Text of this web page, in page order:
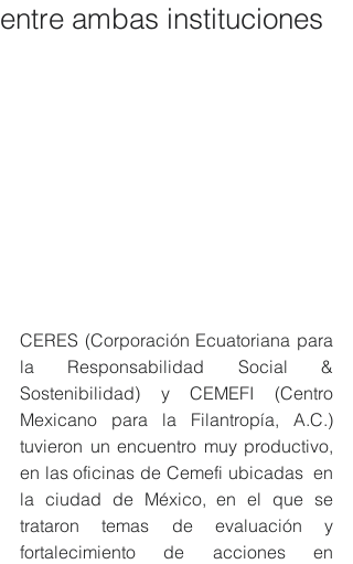
entre ambas instituciones
CERES (Corporación Ecuatoriana para
la Responsabilidad Social &
Sostenibilidad) y CEMEFI (Centro
Mexicano para la Filantropía, A.C.)
tuvieron un encuentro muy productivo,
en las oficinas de Cemefi ubicadas  en
la ciudad de México, en el que se
trataron temas de evaluación y
fortalecimiento de acciones en